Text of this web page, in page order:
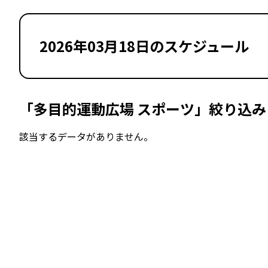
2026年03月18日のスケジュール
「多目的運動広場 スポーツ」絞り込
該当するデータがありません。